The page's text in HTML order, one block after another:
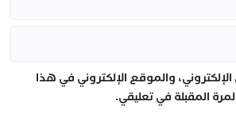
والموقع الإلكتروني في هذا
المقبلة في تعليقي.